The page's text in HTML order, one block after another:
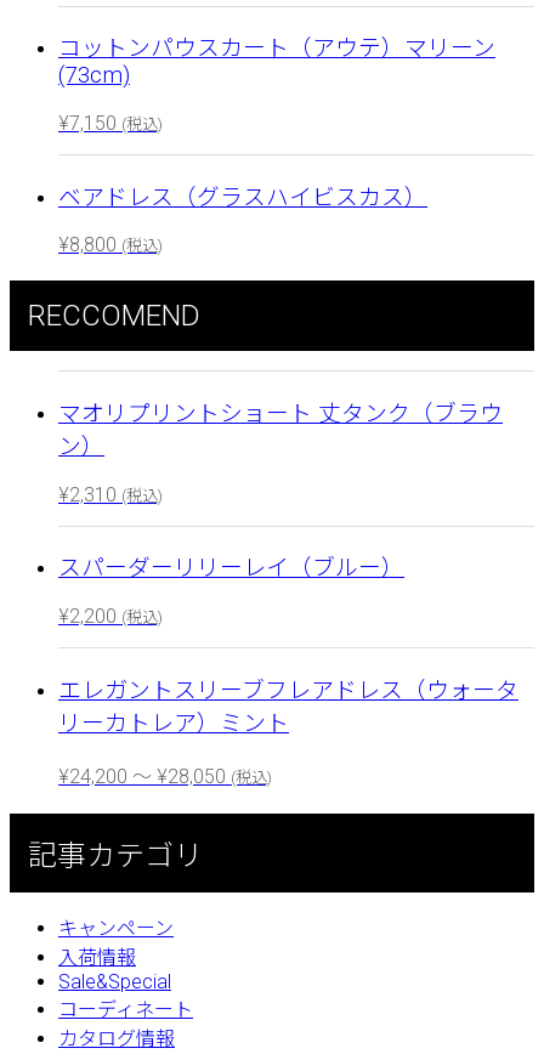
コットンパウスカート（アウテ）マリーン
(73cm)
¥7,150 (税込)
ベアドレス（グラスハイビスカス）
¥8,800 (税込)
RECCOMEND
マオリプリントショート 丈タンク（ブラウ
ン）
¥2,310 (税込)
スパーダーリリーレイ（ブルー）
¥2,200 (税込)
エレガントスリーブフレアドレス（ウォータ
リーカトレア）ミント
¥24,200 ～ ¥28,050 (税込)
記事カテゴリ
キャンペーン
入荷情報
Sale&Special
コーディネート
カタログ情報